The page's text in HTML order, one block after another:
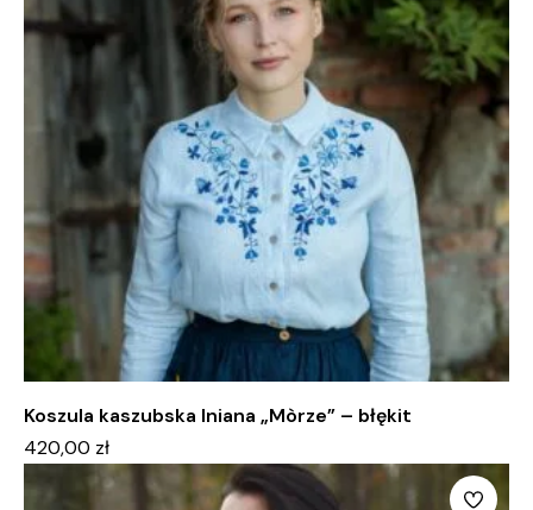
Koszula kaszubska lniana „Mòrze” – błękit
420,00 zł